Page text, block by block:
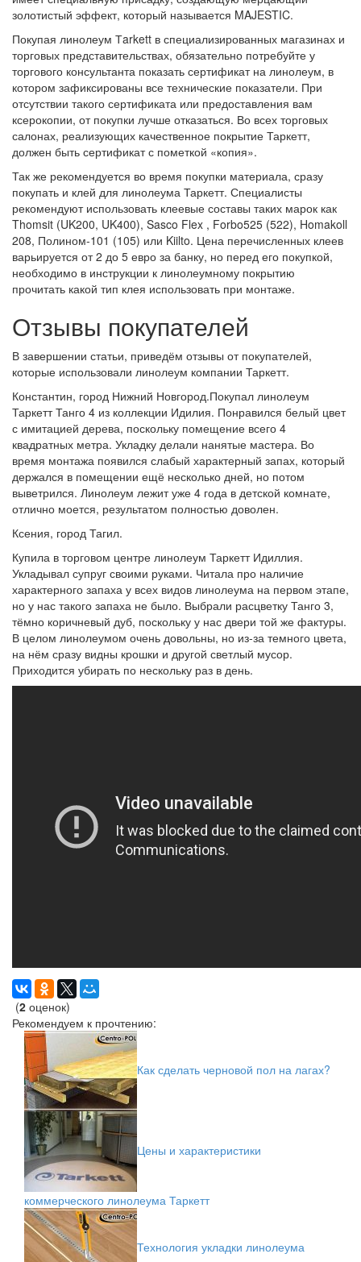
золотистый эффект, который называется MAJESTIC.
Покупая линолеум Тarkett в специализированных магазинах и
торговых представительствах, обязательно потребуйте у
торгового консультанта показать сертификат на линолеум, в
котором зафиксированы все технические показатели. При
отсутствии такого сертификата или предоставления вам
ксерокопии, от покупки лучше отказаться. Во всех торговых
салонах, реализующих качественное покрытие Таркетт,
должен быть сертификат с пометкой «копия».
Так же рекомендуется во время покупки материала, сразу
покупать и клей для линолеума Таркетт. Специалисты
рекомендуют использовать клеевые составы таких марок как
Thomsit (UK200, UK400), Sasco Flex , Forbo525 (522), Homakoll
208, Полином-101 (105) или Kiilto. Цена перечисленных клеев
варьируется от 2 до 5 евро за банку, но перед его покупкой,
необходимо в инструкции к линолеумному покрытию
прочитать какой тип клея использовать при монтаже.
Отзывы покупателей
В завершении статьи, приведём отзывы от покупателей,
которые использовали линолеум компании Таркетт.
Константин, город Нижний Новгород.Покупал линолеум
Таркетт Танго 4 из коллекции Идилия. Понравился белый цвет
с имитацией дерева, поскольку помещение всего 4
квадратных метра. Укладку делали нанятые мастера. Во
время монтажа появился слабый характерный запах, который
держался в помещении ещё несколько дней, но потом
выветрился. Линолеум лежит уже 4 года в детской комнате,
отлично моется, результатом полностью доволен.
Ксения, город Тагил.
Купила в торговом центре линолеум Таркетт Идиллия.
Укладывал супруг своими руками. Читала про наличие
характерного запаха у всех видов линолеума на первом этапе,
но у нас такого запаха не было. Выбрали расцветку Танго 3,
тёмно коричневый дуб, поскольку у нас двери той же фактуры.
В целом линолеумом очень довольны, но из-за темного цвета,
на нём сразу видны крошки и другой светлый мусор.
Приходится убирать по нескольку раз в день.
(2 оценок)
Рекомендуем к прочтению:
Как сделать черновой пол на лагах?
Цены и характеристики
коммерческого линолеума Таркетт
Технология укладки линолеума